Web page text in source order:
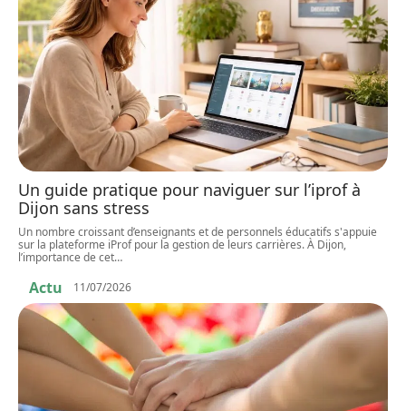
Un guide pratique pour naviguer sur l’iprof à
Dijon sans stress
Un nombre croissant d’enseignants et de personnels éducatifs s'appuie
sur la plateforme iProf pour la gestion de leurs carrières. À Dijon,
l’importance de cet…
Actu 11/07/2026